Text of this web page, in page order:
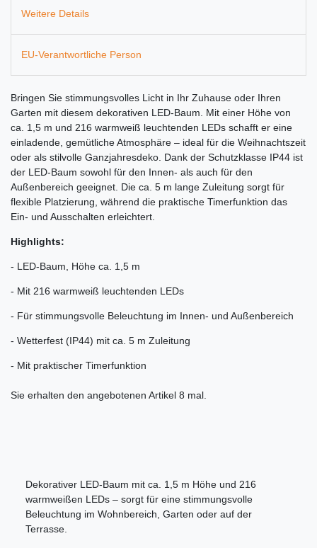
Weitere Details
EU-Verantwortliche Person
Bringen Sie stimmungsvolles Licht in Ihr Zuhause oder Ihren
Garten mit diesem dekorativen LED-Baum. Mit einer Höhe von
ca. 1,5 m und 216 warmweiß leuchtenden LEDs schafft er eine
einladende, gemütliche Atmosphäre – ideal für die Weihnachtszeit
oder als stilvolle Ganzjahresdeko. Dank der Schutzklasse IP44 ist
der LED-Baum sowohl für den Innen- als auch für den
Außenbereich geeignet. Die ca. 5 m lange Zuleitung sorgt für
flexible Platzierung, während die praktische Timerfunktion das
Ein- und Ausschalten erleichtert.
Highlights:
- LED-Baum, Höhe ca. 1,5 m
- Mit 216 warmweiß leuchtenden LEDs
- Für stimmungsvolle Beleuchtung im Innen- und Außenbereich
- Wetterfest (IP44) mit ca. 5 m Zuleitung
- Mit praktischer Timerfunktion
Sie erhalten den angebotenen Artikel 8 mal.
Dekorativer LED-Baum mit ca. 1,5 m Höhe und 216
warmweißen LEDs – sorgt für eine stimmungsvolle
Beleuchtung im Wohnbereich, Garten oder auf der
Terrasse.